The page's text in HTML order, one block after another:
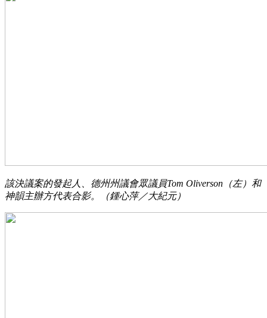
該決議案的發起人、德州州議會眾議員Tom Oliverson（左）和
神韻主辦方代表合影。（鍾心萍／大紀元）